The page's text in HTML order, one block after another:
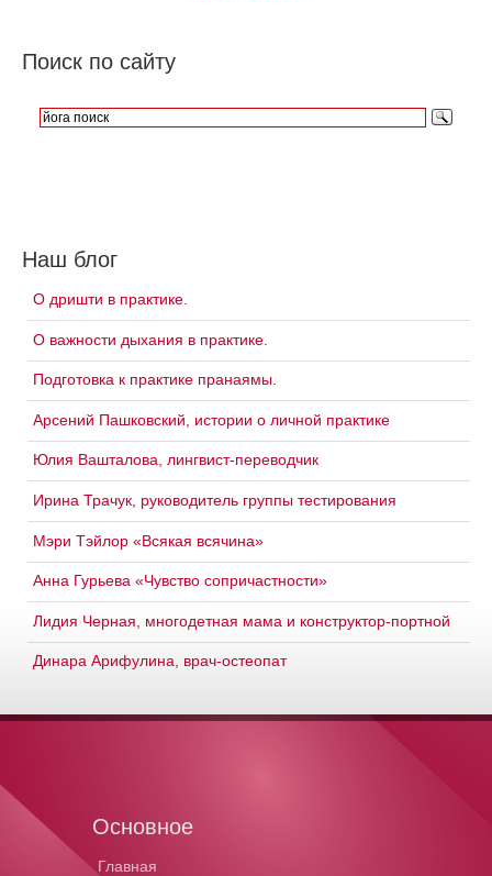
Поиск по сайту
Наш блог
О дришти в практике.
О важности дыхания в практике.
Подготовка к практике пранаямы.
Арсений Пашковский, истории о личной практике
Юлия Вашталова, лингвист-переводчик
Ирина Трачук, руководитель группы тестирования
Мэри Тэйлор «Всякая всячина»
Анна Гурьева «Чувство сопричастности»
Лидия Черная, многодетная мама и конструктор-портной
Динара Арифулина, врач-остеопат
Основное
Главная